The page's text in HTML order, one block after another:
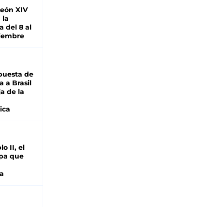
XIV
la
del 8 al
de
a Brasil
de la
II, el
que